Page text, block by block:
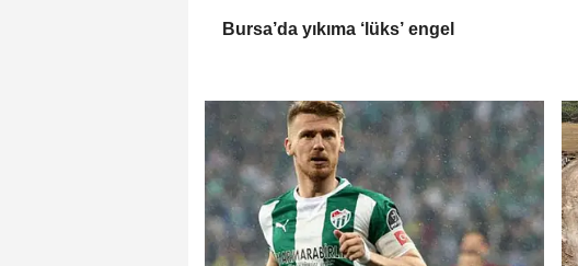
Bursa’da yıkıma ‘lüks’ engel